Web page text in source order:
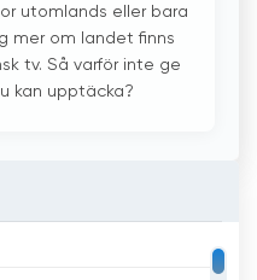
utomlands eller bara
mer om landet finns
tv. Så varför inte ge
kan upptäcka?